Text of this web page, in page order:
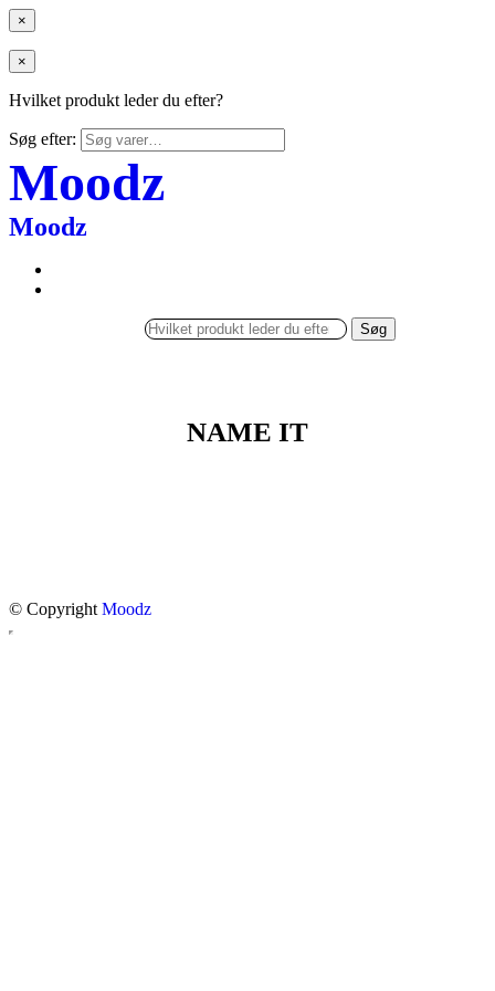
×
×
Hvilket produkt leder du efter?
Søg efter:
Moodz
Moodz
Søg
NAME IT
© Copyright Moodz